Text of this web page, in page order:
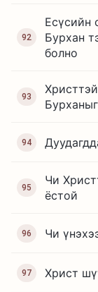
92
Есүсийн
Бурхан
болно
93
94
95
Чи
ёстой
96 Чи
97 Христ